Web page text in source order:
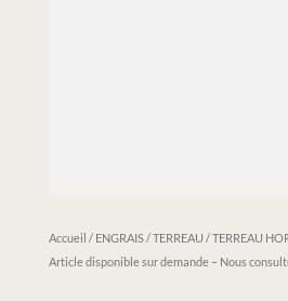
Accueil / ENGRAIS / TERREAU / TERREAU
Article disponible sur demande – Nous